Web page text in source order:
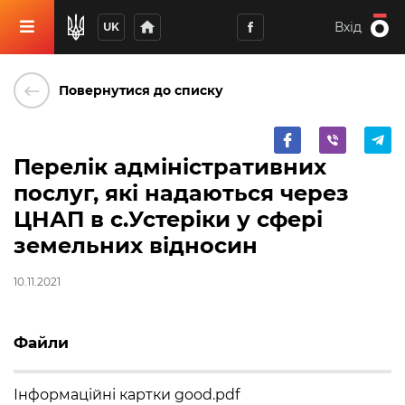
UK home Вхід
keyboard_backspace Повернутися до списку
Перелік адміністративних
послуг, які надаються через
ЦНАП в с.Устеріки у сфері
земельних відносин
10.11.2021
Файли
Інформаційні картки good.pdf